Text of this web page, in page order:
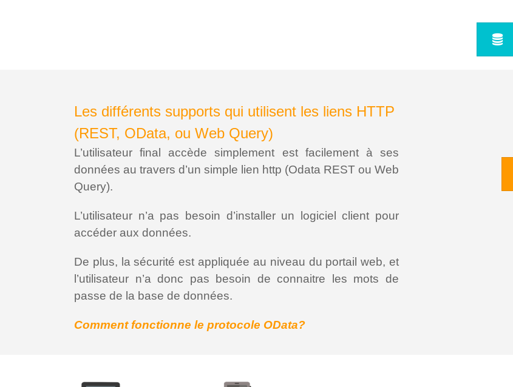
Les différents supports qui utilisent les liens HTTP
(REST, OData, ou Web Query)
L’utilisateur final accède simplement est facilement à ses
données au travers d’un simple lien http (Odata REST ou Web
Query).
L’utilisateur n’a pas besoin d’installer un logiciel client pour
accéder aux données.
De plus, la sécurité est appliquée au niveau du portail web, et
l’utilisateur n’a donc pas besoin de connaitre les mots de
passe de la base de données.
Comment fonctionne le protocole OData?